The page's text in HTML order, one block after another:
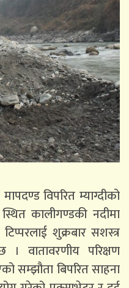
विपरित म्याग्दीको
कालीगण्डकी नदीमा
शुक्रबार सशस्त्र
। वातावरणीय परिक्षण
सम्झौता बिपरित साहना